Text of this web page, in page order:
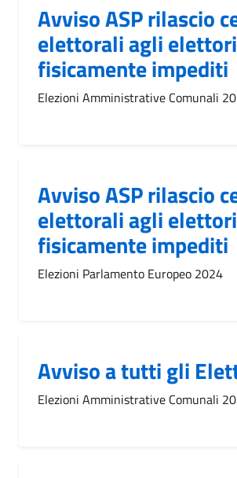
Avviso ASP rilascio
elettorali agli elettori
fisicamente impediti
Elezioni Amministrative Comunali
Avviso ASP rilascio
elettorali agli elettori
fisicamente impediti
Elezioni Parlamento Europeo 2024
Avviso a tutti gli
Elezioni Amministrative Comunali